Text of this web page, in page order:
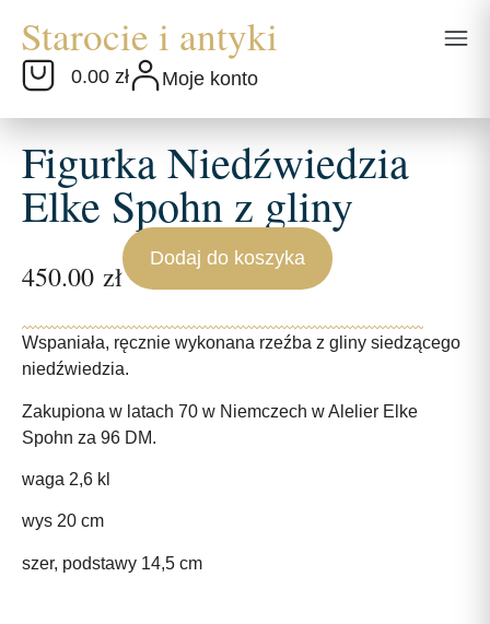
0.00 zł Moje konto
Figurka Niedźwiedzia
Elke Spohn z gliny
450.00 zł
Dodaj do koszyka
Wspaniała, ręcznie wykonana rzeźba z gliny siedzącego
niedźwiedzia.
Zakupiona w latach 70 w Niemczech w Alelier Elke
Spohn za 96 DM.
waga 2,6 kl
wys 20 cm
szer, podstawy 14,5 cm